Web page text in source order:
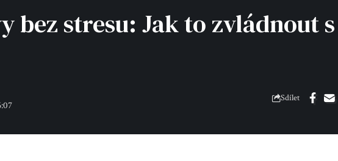
bez stresu: Jak to zvládnout s
Sdílet